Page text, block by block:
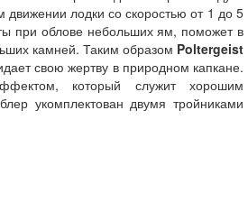
движении лодки со скоростью от 1 до 5
при облове небольших ям, поможет в
камней. Таким образом Poltergeist
свою жертву в природном капкане.
который служит хорошим
укомплектован двумя тройниками